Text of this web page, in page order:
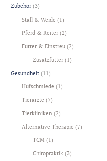
Zubehör (3)
Stall & Weide (1)
Pferd & Reiter (2)
Futter & Einstreu (2)
Zusatzfutter (1)
Gesundheit (11)
Hufschmiede (1)
Tierärzte (7)
Tierkliniken (2)
Alternative Therapie (7)
TCM (1)
Chiropraktik (3)